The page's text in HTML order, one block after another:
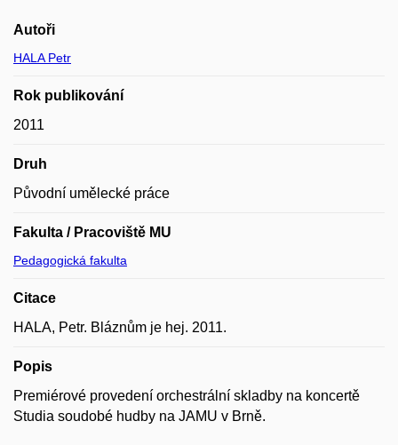
Autoři
HALA Petr
Rok publikování
2011
Druh
Původní umělecké práce
Fakulta / Pracoviště MU
Pedagogická fakulta
Citace
HALA, Petr. Bláznům je hej. 2011.
Popis
Premiérové provedení orchestrální skladby na koncertě
Studia soudobé hudby na JAMU v Brně.